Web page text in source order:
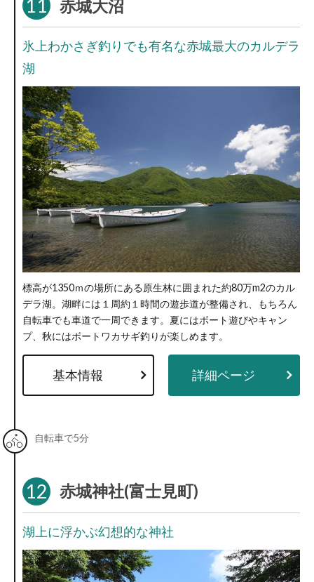
11 赤城大沼
氷上わかさぎ釣りでも有名な赤城最大のカルデラ
湖
標高が1350ｍの場所にある原生林に囲まれた約80万m2のカル
デラ湖。湖畔には１周約１時間の遊歩道が整備され、もちろん
自転車でも車道で一周できます。夏にはボート遊びやキャン
プ、秋にはボートワカサギ釣りが楽しめます。
基本情報 詳細ページ
自転車で5分
12 赤城神社(富士見町)
湖上に浮かぶ幻想的な神社